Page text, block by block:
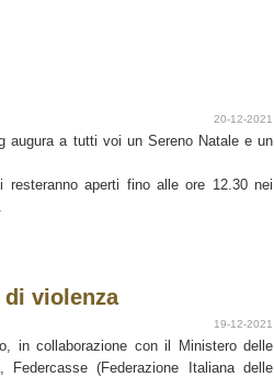
20-12-2021
augura a tutti voi un Sereno Natale e un
resteranno aperti fino alle ore 12.30 nei
violenza
19-12-2021
in collaborazione con il Ministero delle
Federcasse (Federazione Italiana delle